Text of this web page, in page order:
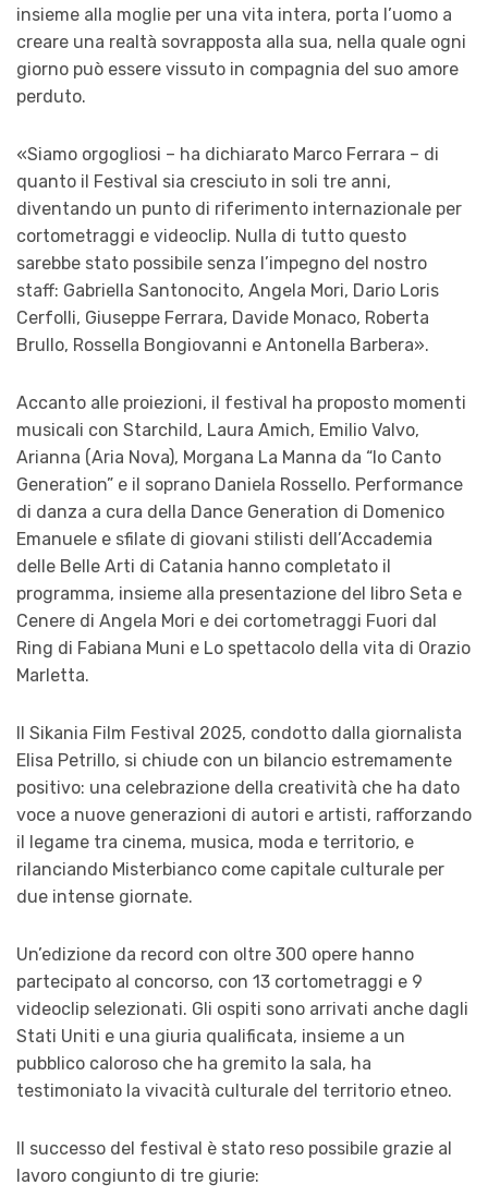
insieme alla moglie per una vita intera, porta l’uomo a
creare una realtà sovrapposta alla sua, nella quale ogni
giorno può essere vissuto in compagnia del suo amore
perduto.
«Siamo orgogliosi – ha dichiarato Marco Ferrara – di
quanto il Festival sia cresciuto in soli tre anni,
diventando un punto di riferimento internazionale per
cortometraggi e videoclip. Nulla di tutto questo
sarebbe stato possibile senza l’impegno del nostro
staff: Gabriella Santonocito, Angela Mori, Dario Loris
Cerfolli, Giuseppe Ferrara, Davide Monaco, Roberta
Brullo, Rossella Bongiovanni e Antonella Barbera».
Accanto alle proiezioni, il festival ha proposto momenti
musicali con Starchild, Laura Amich, Emilio Valvo,
Arianna (Aria Nova), Morgana La Manna da “Io Canto
Generation” e il soprano Daniela Rossello. Performance
di danza a cura della Dance Generation di Domenico
Emanuele e sfilate di giovani stilisti dell’Accademia
delle Belle Arti di Catania hanno completato il
programma, insieme alla presentazione del libro Seta e
Cenere di Angela Mori e dei cortometraggi Fuori dal
Ring di Fabiana Muni e Lo spettacolo della vita di Orazio
Marletta.
Il Sikania Film Festival 2025, condotto dalla giornalista
Elisa Petrillo, si chiude con un bilancio estremamente
positivo: una celebrazione della creatività che ha dato
voce a nuove generazioni di autori e artisti, rafforzando
il legame tra cinema, musica, moda e territorio, e
rilanciando Misterbianco come capitale culturale per
due intense giornate.
Un’edizione da record con oltre 300 opere hanno
partecipato al concorso, con 13 cortometraggi e 9
videoclip selezionati. Gli ospiti sono arrivati anche dagli
Stati Uniti e una giuria qualificata, insieme a un
pubblico caloroso che ha gremito la sala, ha
testimoniato la vivacità culturale del territorio etneo.
Il successo del festival è stato reso possibile grazie al
lavoro congiunto di tre giurie: